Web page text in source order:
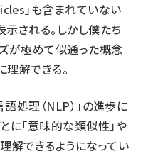
」も含まれていない
される。しかし僕たち
が極めて似通った概念
解できる。
語処理（NLP）」の進歩に
に「意味的な類似性」や
解できるようになってい